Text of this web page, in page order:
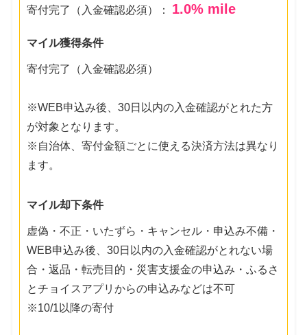
寄付完了（入金確認必須）： 1.0% mile
マイル獲得条件
寄付完了（入金確認必須）
※WEB申込み後、30日以内の入金確認がとれた方
が対象となります。
※自治体、寄付金額ごとに使える決済方法は異なり
ます。
マイル却下条件
虚偽・不正・いたずら・キャンセル・申込み不備・
WEB申込み後、30日以内の入金確認がとれない場
合・返品・転売目的・災害支援金の申込み・ふるさ
とチョイスアプリからの申込みなどは不可
※10/1以降の寄付